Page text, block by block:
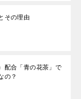
その理由
配合「青の花茶」で
の？